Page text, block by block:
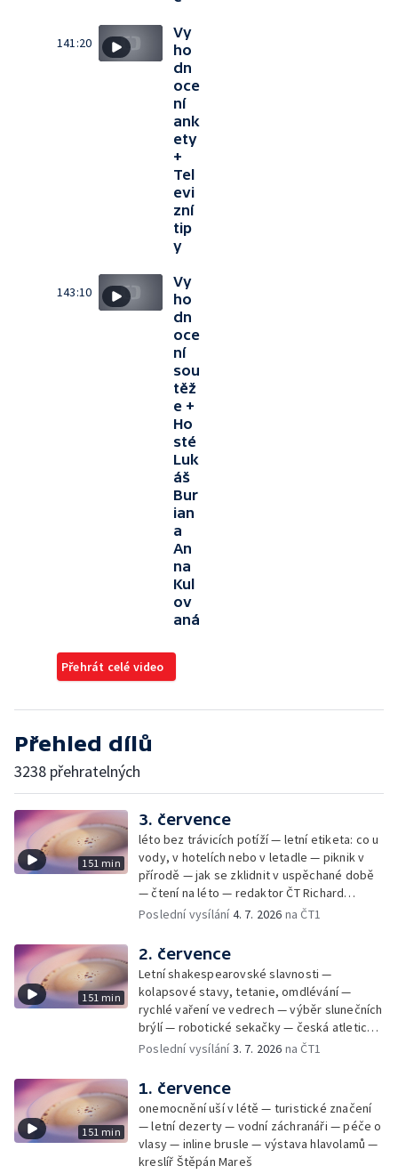
141:20
Vy
ho
dn
oce
ní
ank
ety
+
Tel
evi
zní
tip
y
143:10
Vy
ho
dn
oce
ní
sou
těž
e +
Ho
sté
Luk
áš
Bur
ian
a
An
na
Kul
ov
aná
Přehrát celé video
Přehled dílů
3238 přehratelných
151 min
3. července
léto bez trávicích potíží — letní etiketa: co u
vody, v hotelích nebo v letadle — piknik v
přírodě — jak se zklidnit v uspěchané době
— čtení na léto — redaktor ČT Richard
Samko
Poslední vysílání4. 7. 2026 na ČT1
151 min
2. července
Letní shakespearovské slavnosti —
kolapsové stavy, tetanie, omdlévání —
rychlé vaření ve vedrech — výběr slunečních
brýlí — robotické sekačky — česká atletická
rekordmanka — psí seriál: výmarský
Poslední vysílání3. 7. 2026 na ČT1
151 min
1. července
onemocnění uší v létě — turistické značení
— letní dezerty — vodní záchranáři — péče o
vlasy — inline brusle — výstava hlavolamů —
kreslíř Štěpán Mareš